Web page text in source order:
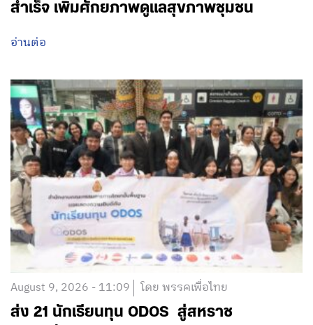
สำเร็จ เพิ่มศักยภาพดูแลสุขภาพชุมชน
อ่านต่อ
August 9, 2026 - 11:09 โดย พรรคเพื่อไทย
ส่ง 21 นักเรียนทุน ODOS สู่สหราช